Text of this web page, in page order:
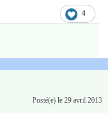
4
Posté(e) le 29 avril 2013